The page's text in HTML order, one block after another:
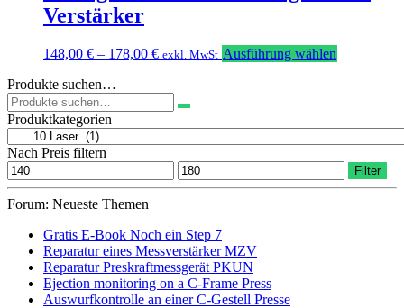
Verstärker
148,00 € – 178,00 € exkl. MwSt Ausführung wählen
auf.
Die
Optionen
können
Produkte suchen…
Suchen
nach:
Produktkategorien
Nach Preis filtern
Min.
Preis
Max.
Preis
Filter
Forum: Neueste Themen
Gratis E-Book Noch ein Step 7
Reparatur eines Messverstärker MZV
Reparatur Preskraftmessgerät PKUN
Ejection monitoring on a C-Frame Press
Auswurfkontrolle an einer C-Gestell Presse